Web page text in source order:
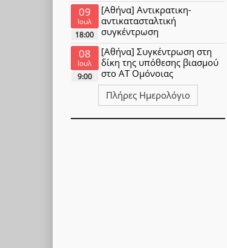
09
Ιουλ
18:00
[Αθήνα] Αντικρατικη-
αντικατασταλτική
συγκέντρωση
08
Ιουλ
9:00
[Αθήνα] Συγκέντρωση στη
δίκη της υπόθεσης βιασμού
στο ΑΤ Ομόνοιας
Πλήρες Ημερολόγιο